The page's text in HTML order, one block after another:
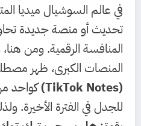
في عالم السوشيال ميديا
تحديث أو منصة جديدة
المنافسة الرقمية. ومن
المنصات الكبرى، ظهر
(TikTok Notes)
كواحد
للجدل في الفترة الأخيرة.